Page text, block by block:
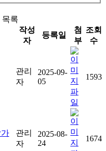
목록
작성
자
등록일
첨
부
조회
수
관리
자
2025-09-
05
1593
관리
자
2025-08-
24
1674